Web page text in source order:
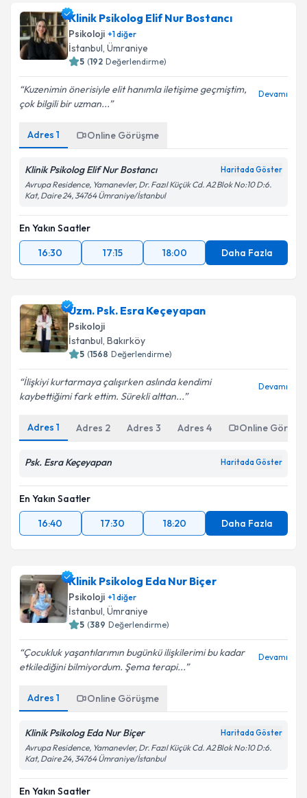
Klinik Psikolog Elif Nur Bostancı
Psikoloji +1diğer
İstanbul, Ümraniye
5 (192 Değerlendirme)
Kuzenimin önerisiyle elit hanımla iletişime geçmiştim,
çok bilgili bir uzman...
Devamı
Adres 1 Online Görüşme
Klinik Psikolog Elif Nur Bostancı Haritada Göster
Avrupa Residence, Yamanevler, Dr. Fazıl Küçük Cd. A2 Blok No:10 D:6.
Kat, Daire 24, 34764 Ümraniye/İstanbul
En Yakın Saatler
16:30
17:15 18:00 Daha Fazla
Uzm. Psk. Esra Keçeyapan
Psikoloji
İstanbul, Bakırköy
5 (1568 Değerlendirme)
İlişkiyi kurtarmaya çalışırken aslında kendimi
kaybettiğimi fark ettim. Sürekli alttan...
Devamı
Adres 1 Adres 2 Adres 3 Adres 4 Online
Psk. Esra Keçeyapan Haritada Göster
En Yakın Saatler
16:40
17:30 18:20 Daha Fazla
Klinik Psikolog Eda Nur Biçer
Psikoloji +1diğer
İstanbul, Ümraniye
5 (389 Değerlendirme)
Çocukluk yaşantılarımın bugünkü ilişkilerimi bu kadar
etkilediğini bilmiyordum. Şema terapi...
Devamı
Adres 1 Online Görüşme
Klinik Psikolog Eda Nur Biçer Haritada Göster
Avrupa Residence, Yamanevler, Dr. Fazıl Küçük Cd. A2 Blok No:10 D:6.
Kat, Daire 24, 34764 Ümraniye/İstanbul
En Yakın Saatler